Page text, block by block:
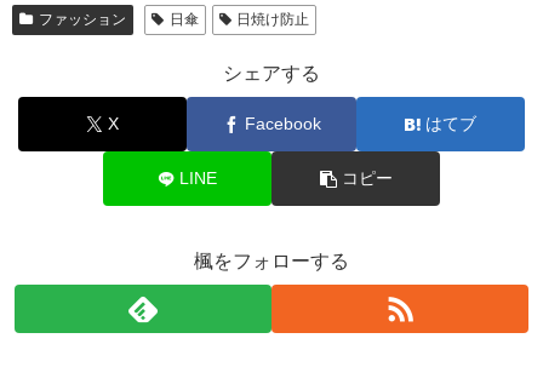
ファッション 日傘 日焼け防止
シェアする
X Facebook はてブ
LINE コピー
楓をフォローする